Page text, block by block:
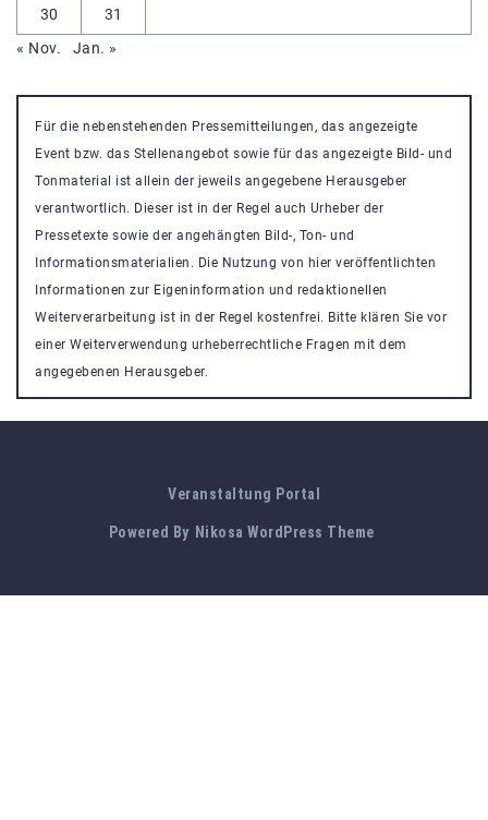
30
31
« Nov.
Jan. »
Für die nebenstehenden Pressemitteilungen, das angezeigte
Event bzw. das Stellenangebot sowie für das angezeigte Bild- und
Tonmaterial ist allein der jeweils angegebene Herausgeber
verantwortlich. Dieser ist in der Regel auch Urheber der
Pressetexte sowie der angehängten Bild-, Ton- und
Informationsmaterialien. Die Nutzung von hier veröffentlichten
Informationen zur Eigeninformation und redaktionellen
Weiterverarbeitung ist in der Regel kostenfrei. Bitte klären Sie vor
einer Weiterverwendung urheberrechtliche Fragen mit dem
angegebenen Herausgeber.
Veranstaltung Portal
Powered By Nikosa WordPress Theme